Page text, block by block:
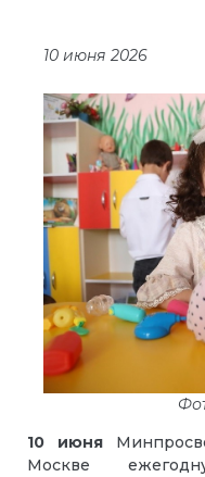
10 июня 2026
10 июня
Москве